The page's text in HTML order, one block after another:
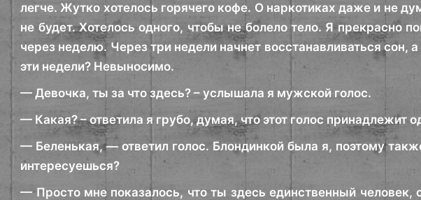
легче. Жутко хотелось горячего кофе. О наркотиках даже и не
не будет. Хотелось одного, чтобы не болело тело. Я прекрасно
через неделю. Через три недели начнет восстанавливаться сон,
эти недели? Невыносимо.
— Девочка, ты за что здесь? – услышала я мужской голос.
— Какая? – ответила я грубо, думая, что этот голос принадлежит
— Беленькая, — ответил голос. Блондинкой была я, поэтому
интересуешься?
— Просто мне показалось, что ты здесь единственный человек,